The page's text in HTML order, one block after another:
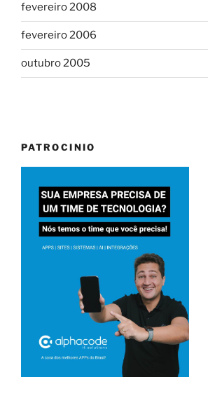
fevereiro 2008
fevereiro 2006
outubro 2005
PATROCINIO